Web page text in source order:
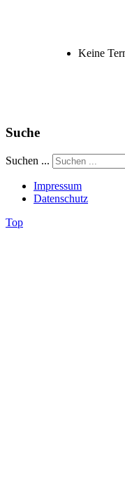
Keine
Suche
Suchen ...
Impressum
Datenschutz
Top